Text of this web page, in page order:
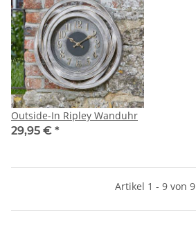
Outside-In Ripley Wanduhr
29,95 € *
Artikel 1 - 9 von 9